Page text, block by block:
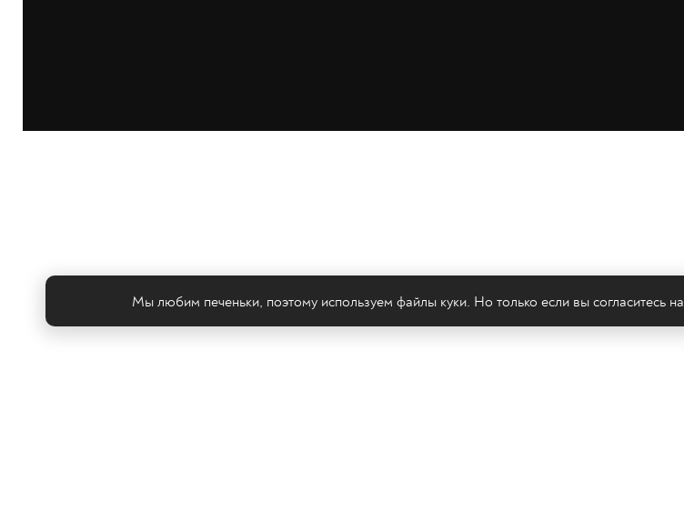
Мы любим печеньки, поэтому используем файлы куки. Но только если вы согласитесь на